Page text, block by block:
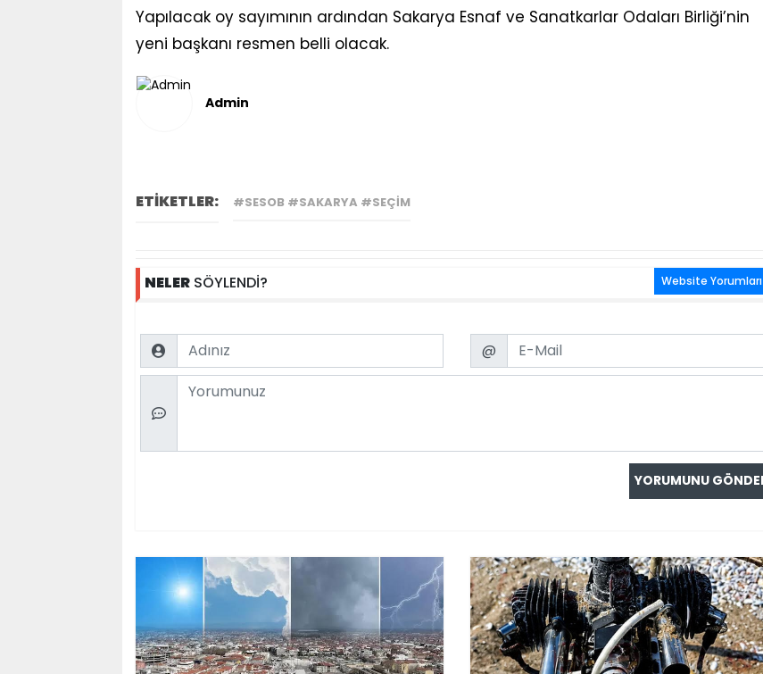
Yapılacak oy sayımının ardından Sakarya Esnaf ve Sanatkarlar Odaları Birliği’nin
yeni başkanı resmen belli olacak.
Admin
ETİKETLER: #SESOB #SAKARYA #SEÇIM
NELERSÖYLENDİ? Website Yorumları
Name Email
@
Comment